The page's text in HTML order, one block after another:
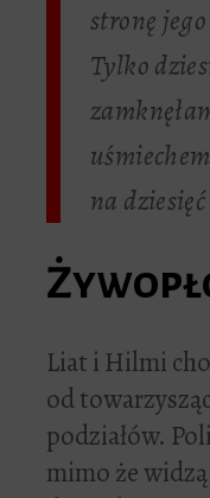
stronę
Tylko
na
Liat i Hilmi
od
podziałów.
mimo że